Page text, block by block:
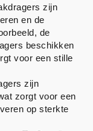
zijn
en de
de
beschikken
voor een stille
zijn
zorgt voor een
op sterkte